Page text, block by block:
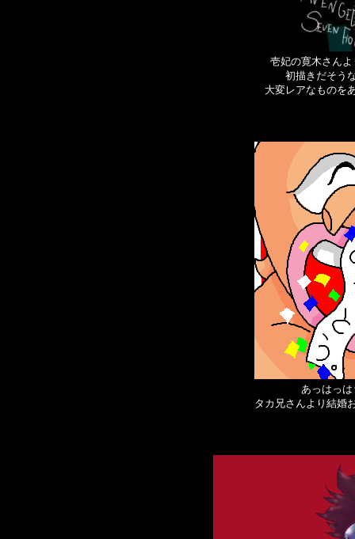
壱妃の寛木さん
初描きだそう
大変レアなものを
あっはっ
タカ兄さんより結婚